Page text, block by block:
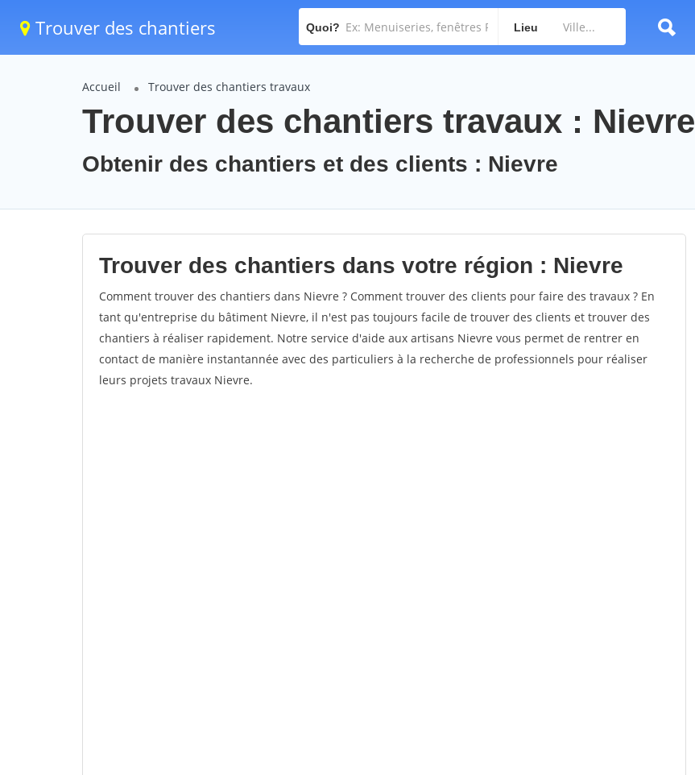
Trouver des chantiers Quoi? Lieu
Accueil Trouver des chantiers travaux
Trouver des chantiers travaux : Nievre
Obtenir des chantiers et des clients : Nievre
Trouver des chantiers dans votre région : Nievre
Comment trouver des chantiers dans Nievre ? Comment trouver des clients pour faire des travaux ? En
tant qu'entreprise du bâtiment Nievre, il n'est pas toujours facile de trouver des clients et trouver des
chantiers à réaliser rapidement. Notre service d'aide aux artisans Nievre vous permet de rentrer en
contact de manière instantannée avec des particuliers à la recherche de professionnels pour réaliser
leurs projets travaux Nievre.